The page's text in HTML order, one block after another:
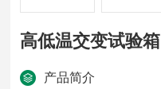
高低温交变试验箱
产品简介